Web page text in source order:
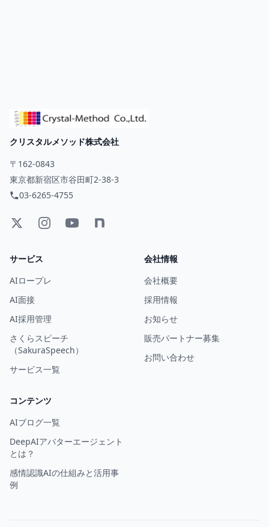
クリスタルメソッド株式会社
〒162-0843
東京都新宿区市谷田町2-38-3
03-6265-4755
サービス
AIロープレ
AI面接
AI採用管理
さくらスピーチ
（SakuraSpeech）
サービス一覧
会社情報
会社概要
採用情報
お知らせ
販売パートナー募集
お問い合わせ
コンテンツ
AIブログ一覧
DeepAIアバターエージェント
とは？
感情認識AIの仕組みと活用事
例